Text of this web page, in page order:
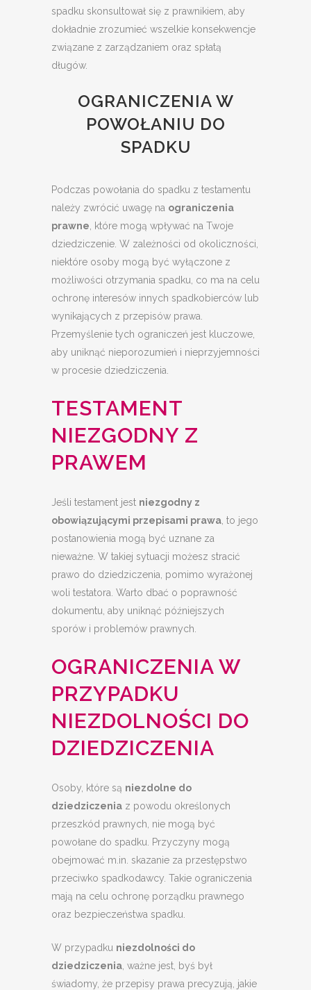
spadku skonsultował się z prawnikiem, aby
dokładnie zrozumieć wszelkie konsekwencje
związane z zarządzaniem oraz spłatą
długów.
OGRANICZENIA W
POWOŁANIU DO
SPADKU
Podczas powołania do spadku z testamentu
należy zwrócić uwagę na ograniczenia
prawne, które mogą wpływać na Twoje
dziedziczenie. W zależności od okoliczności,
niektóre osoby mogą być wyłączone z
możliwości otrzymania spadku, co ma na celu
ochronę interesów innych spadkobierców lub
wynikających z przepisów prawa.
Przemyślenie tych ograniczeń jest kluczowe,
aby uniknąć nieporozumień i nieprzyjemności
w procesie dziedziczenia.
TESTAMENT
NIEZGODNY Z
PRAWEM
Jeśli testament jest niezgodny z
obowiązującymi przepisami prawa, to jego
postanowienia mogą być uznane za
nieważne. W takiej sytuacji możesz stracić
prawo do dziedziczenia, pomimo wyrażonej
woli testatora. Warto dbać o poprawność
dokumentu, aby uniknąć późniejszych
sporów i problemów prawnych.
OGRANICZENIA W
PRZYPADKU
NIEZDOLNOŚCI DO
DZIEDZICZENIA
Osoby, które są niezdolne do
dziedziczenia z powodu określonych
przeszkód prawnych, nie mogą być
powołane do spadku. Przyczyny mogą
obejmować m.in. skazanie za przestępstwo
przeciwko spadkodawcy. Takie ograniczenia
mają na celu ochronę porządku prawnego
oraz bezpieczeństwa spadku.
W przypadku niezdolności do
dziedziczenia, ważne jest, byś był
świadomy, że przepisy prawa precyzują, jakie